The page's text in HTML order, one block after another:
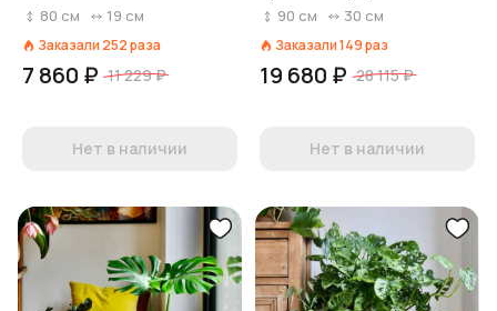
80 см 19 см
Заказали 252раза
7 860 ₽ 11 229 ₽
Нет в наличии
90 см 30 см
Заказали149раз
19 680 ₽ 28 115 ₽
Нет в наличии